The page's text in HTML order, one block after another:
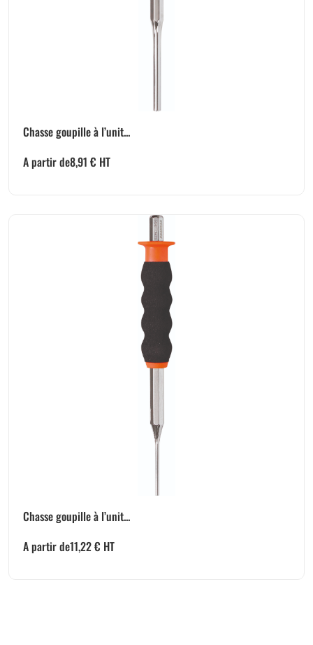
Chasse goupille à l’unit...
A partir de8,91 € HT
Chasse goupille à l’unit...
A partir de11,22€ HT